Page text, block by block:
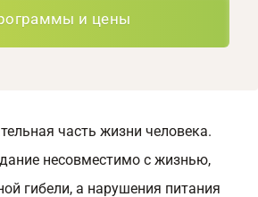
и цены
часть жизни человека.
несовместимо с жизнью,
гибели, а нарушения питания